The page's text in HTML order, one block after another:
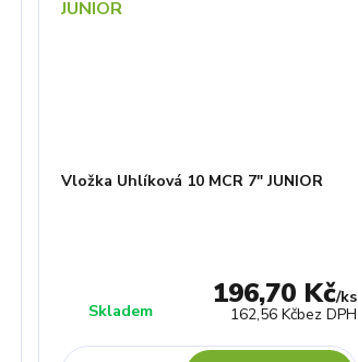
Vložka Uhlíková 10 MCR 7" JUNIOR
196,70 Kč/ks
162,56 Kčbez DPH
Skladem